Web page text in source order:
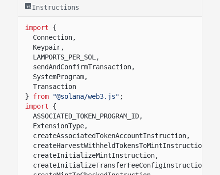
Instructions
import
{
Connection,
Keypair,
LAMPORTS_PER_SOL,
sendAndConfirmTransaction,
SystemProgram,
Transaction
}
from "@solana/web3.js" ;
import
{
ASSOCIATED_TOKEN_PROGRAM_ID,
ExtensionType,
createAssociatedTokenAccountInstruction,
createHarvestWithheldTokensToMintInstruction,
createInitializeMintInstruction,
createInitializeTransferFeeConfigInstruction,